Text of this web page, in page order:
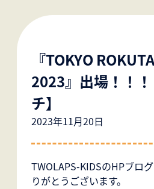
『TOKYO
2023』出場！！
チ】
2023年11月20日
TWOLAPS-KIDSのHPブロ
りがとうございます。